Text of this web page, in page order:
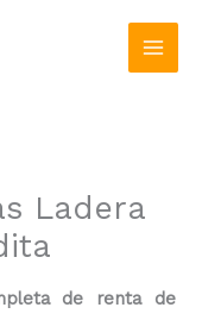
Ladera
de renta de